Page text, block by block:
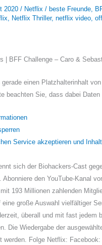
2020 / Netflix / beste Freunde,
, Netflix Thriller, netflix video,
| BFF Challenge – Caro &
gerade einen Platzhalterinhalt von
beachten Sie, dass dabei Daten
Service akzeptieren und
sich der Biohackers-Cast
Abonniere den YouTube-Kanal
193 Millionen zahlenden
eine große Auswahl vielfältiger
überall und mit fast jedem
Die Wiedergabe der
werden. Folge Netflix: